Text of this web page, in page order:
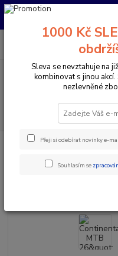
Pro nachystání kola / doplňků
PO-PÁ 10:00-17:00 | SO: 9:00-
Komponenty na kolo
Continental
1000 Kč
Sleva se nevztahuje na
kombinovat s jinou
nezlevněné
Přeji si odebírat novinky e-
Souhlasím se